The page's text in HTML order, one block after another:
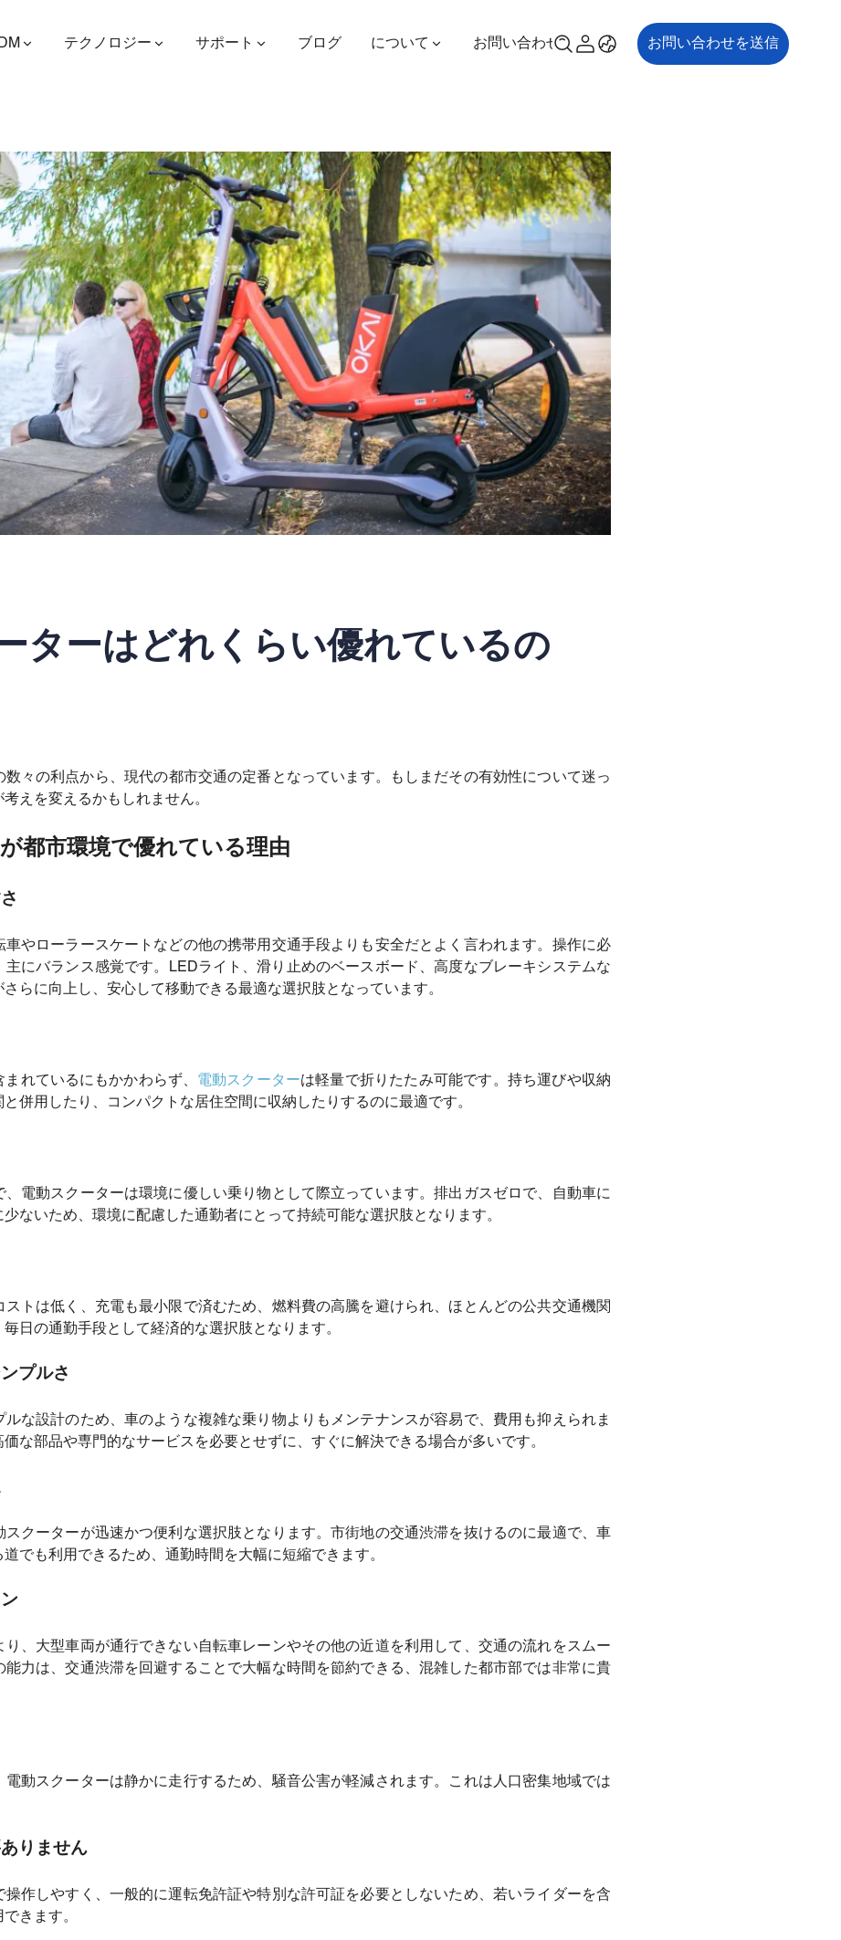
テクノロジー サポート ブログ について お問い合わせ
ES400AV2 ES410 ES600P ES700
お問い合わせを送信
ターはどれくらい優れているの
数々の利点から、現代​​の都市交通の定番となっています。もしまだその有効性について迷っ
えを変えるかもしれません。
都市環境で優れている理由
車やローラースケートなどの他の携帯用交通手段よりも安全だとよく言われます。操作に必
主にバランス感覚です。LEDライト、滑り止めのベースボード、高度なブレーキシステムな
らに向上し、安心して移動できる最適な選択肢となっています。
れているにもかかわらず、 電動スクーターは軽量で折りたたみ可能です。持ち運びや収納
併用したり、コンパクトな居住空間に収納したりするのに最適です。
、電動スクーターは環境に優しい乗り物として際立っています。排出ガスゼロで、自動車に
ないため、環境に配慮した通勤者にとって持続可能な選択肢となります。
ストは低く、充電も最小限で済むため、燃料費の高騰を避けられ、ほとんどの公共交通機関
日の通勤手段として経済的な選択肢となります。
プルさ
ルな設計のため、車のような複雑な乗り物よりもメンテナンスが容易で、費用も抑えられま
な部品や専門的なサービスを必要とせずに、すぐに解決できる場合が多いです。
スクーターが迅速かつ便利な選択肢となります。市街地の交通渋滞を抜けるのに最適で、車
でも利用できるため、通勤時間を大幅に短縮できます。
り、大型車両が通行できない自転車レーンやその他の近道を利用して、交通の流れをスムー
能力は、交通渋滞を回避することで大幅な時間を節約できる、混雑した都市部では非常に貴
電動スクーターは静かに走行するため、騒音公害が軽減されます。これは人口密集地域では
りません
操作しやすく、一般的に運転免許証や特別な許可証を必要としないため、若いライダーを含
きます。